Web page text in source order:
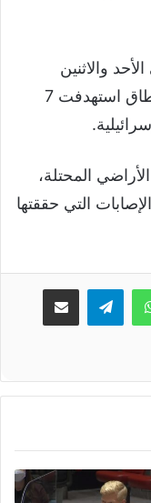
والاثنين
هجمات صاروخية ومسيرة واسعة النطاق استهدفت 7
المحتلة،
التي حققتها
واتسابتيلقرام مشاركة عبر البريد